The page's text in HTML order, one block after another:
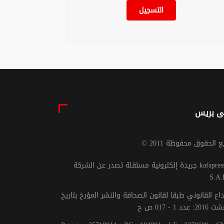
التسجيل
بريس
الحقوق محفوظة 2011
جريدة إلكترونية مستقلة تصدر عن الشركة kafapresse -
القانوني طبقا لقانون الصحافة والنشر المؤرخ بتاريخ